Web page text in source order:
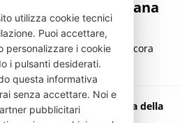
metropolitana
Press Italia
metropolitana, o meglio ancora
blocca una grave malattia della
utilizza cookie tecnici
Puoi accettare,
personalizzare i cookie
i pulsanti desiderati.
questa informativa
senza accettare. Noi e
pubblicitari